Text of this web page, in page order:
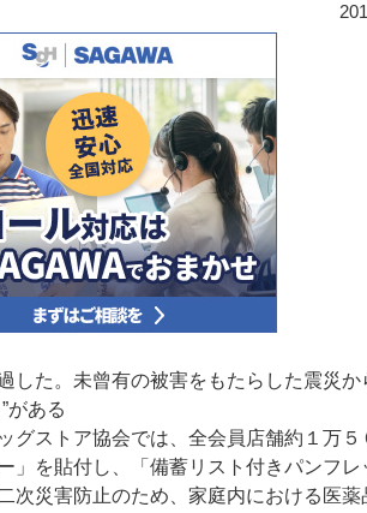
た。未曾有の被害をもたらした震災か
がある
ストア協会では、全会員店舗約１万５
」を貼付し、「備蓄リスト付きパンフレ
次災害防止のため、家庭内における医